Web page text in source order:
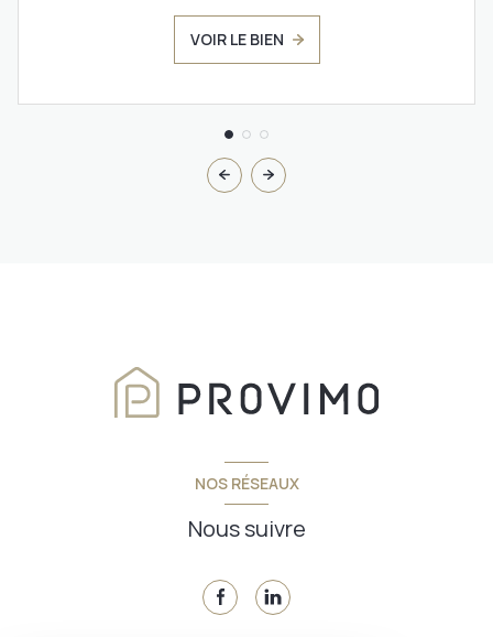
VOIR LE BIEN
NOS RÉSEAUX
Nous suivre